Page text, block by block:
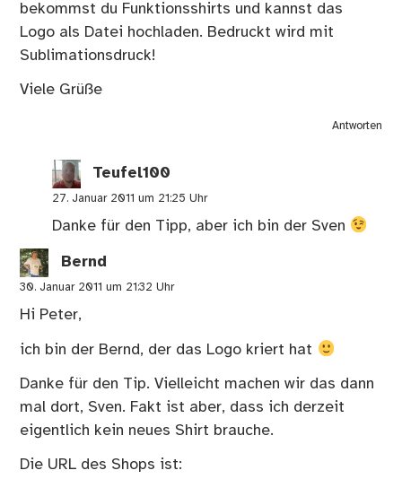
bekommst du Funktionsshirts und kannst das
Logo als Datei hochladen. Bedruckt wird mit
Sublimationsdruck!
Viele Grüße
Antworten
Teufel100
27. Januar 2011 um 21:25 Uhr
Danke für den Tipp, aber ich bin der Sven
Bernd
30. Januar 2011 um 21:32 Uhr
Hi Peter,
ich bin der Bernd, der das Logo kriert hat
Danke für den Tip. Vielleicht machen wir das dann
mal dort, Sven. Fakt ist aber, dass ich derzeit
eigentlich kein neues Shirt brauche.
Die URL des Shops ist: